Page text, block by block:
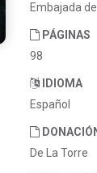
Embajada
PÁGINAS
98
IDIOMA
Español
De La Torre